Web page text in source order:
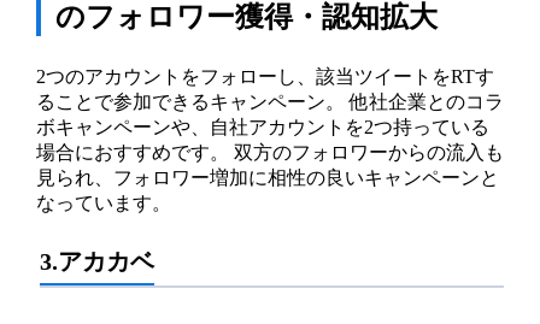
のフォロワー獲得・認知拡大
2つのアカウントをフォローし、該当ツイートをRTす
ることで参加できるキャンペーン。 他社企業とのコラ
ボキャンペーンや、自社アカウントを2つ持っている
場合におすすめです。 双方のフォロワーからの流入も
見られ、フォロワー増加に相性の良いキャンペーンと
なっています。
3.アカカベ